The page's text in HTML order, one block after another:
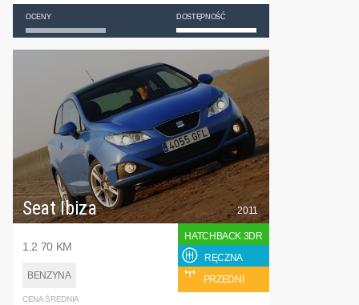
OCENY DOSTĘPNOŚĆ
Seat Ibiza
1.2 70 KM
BENZYNA
2011
HATCHBACK 3DR
RĘCZNA
PRZEDNI
CENA ŚREDNIA